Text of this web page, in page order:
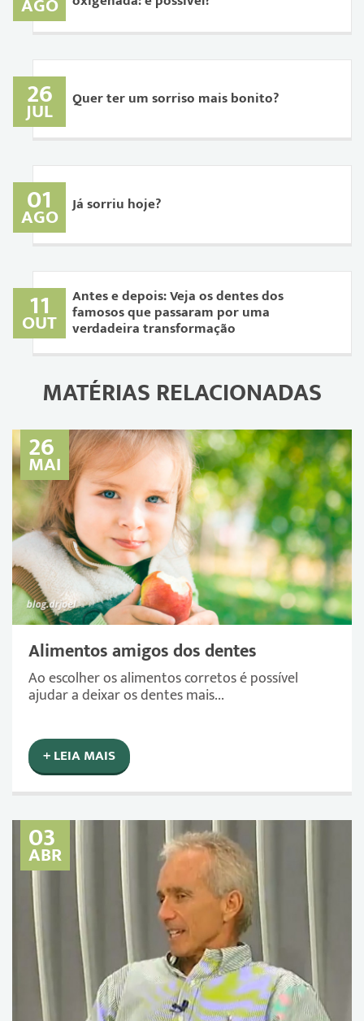
26
JUL Quer ter um sorriso mais bonito?
01
AGO Já sorriu hoje?
11
OUT
Antes e depois: Veja os dentes dos
famosos que passaram por uma
verdadeira transformação
MATÉRIAS RELACIONADAS
26
MAI
Alimentos amigos dos dentes
Ao escolher os alimentos corretos é possível
ajudar a deixar os dentes mais...
+ LEIA MAIS
03
ABR